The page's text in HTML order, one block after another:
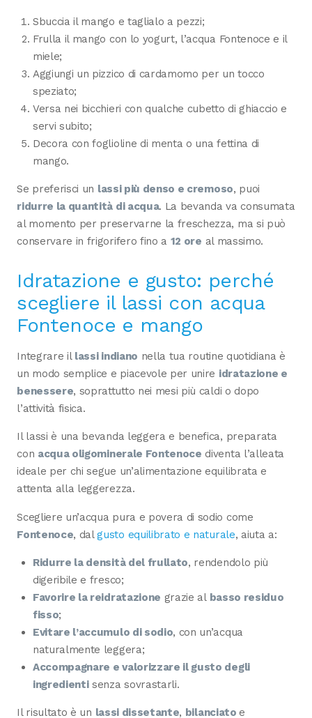
Sbuccia il mango e taglialo a pezzi;
Frulla il mango con lo yogurt, l’acqua Fontenoce e il
miele;
Aggiungi un pizzico di cardamomo per un tocco
speziato;
Versa nei bicchieri con qualche cubetto di ghiaccio e
servi subito;
Decora con foglioline di menta o una fettina di
mango.
Se preferisci un lassi più denso e cremoso, puoi
ridurre la quantità di acqua. La bevanda va consumata
al momento per preservarne la freschezza, ma si può
conservare in frigorifero fino a 12 ore al massimo.
Idratazione e gusto: perché
scegliere il lassi con acqua
Fontenoce e mango
Integrare il lassi indiano nella tua routine quotidiana è
un modo semplice e piacevole per unire idratazione e
benessere, soprattutto nei mesi più caldi o dopo
l’attività fisica.
Il lassi è una bevanda leggera e benefica, preparata
con acqua oligominerale Fontenoce diventa l’alleata
ideale per chi segue un’alimentazione equilibrata e
attenta alla leggerezza.
Scegliere un’acqua pura e povera di sodio come
Fontenoce, dalgusto equilibrato e naturale, aiuta a:
Ridurre la densità del frullato, rendendolo più
digeribile e fresco;
Favorire la reidratazione grazie al basso residuo
fisso;
Evitare l’accumulo di sodio, con un’acqua
naturalmente leggera;
Accompagnare e valorizzare il gusto degli
ingredientisenza sovrastarli.
Il risultato è un lassi dissetante, bilanciato e